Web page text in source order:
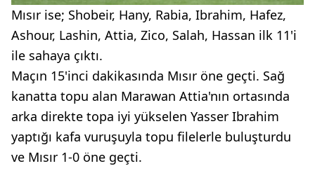
Mısır ise; Shobeir, Hany, Rabia, Ibrahim, Hafez,
Ashour, Lashin, Attia, Zico, Salah, Hassan ilk 11'i
ile sahaya çıktı.
Maçın 15'inci dakikasında Mısır öne geçti. Sağ
kanatta topu alan Marawan Attia'nın ortasında
arka direkte topa iyi yükselen Yasser Ibrahim
yaptığı kafa vuruşuyla topu filelerle buluşturdu
ve Mısır 1-0 öne geçti.